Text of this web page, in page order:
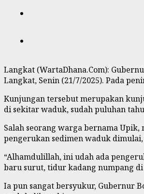
Langkat (WartaDhana.Com):
Langkat, Senin (21/7/2025). Pada
Kunjungan tersebut merupakan
di sekitar waduk, sudah puluhan
Salah seorang warga bernama
pengerukan sedimen waduk
“Alhamdulillah, ini udah ada
baru surut, tidur kadang numpang
Ia pun sangat bersyukur, Gubernur